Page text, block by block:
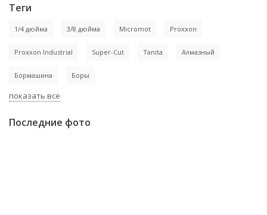
Теги
1/4 дюйма 3/8 дюйма Micromot Proxxon
Proxxon Industrial Super-Cut Tanita Алмазный
Бормашина Боры
показать все
Последние фото